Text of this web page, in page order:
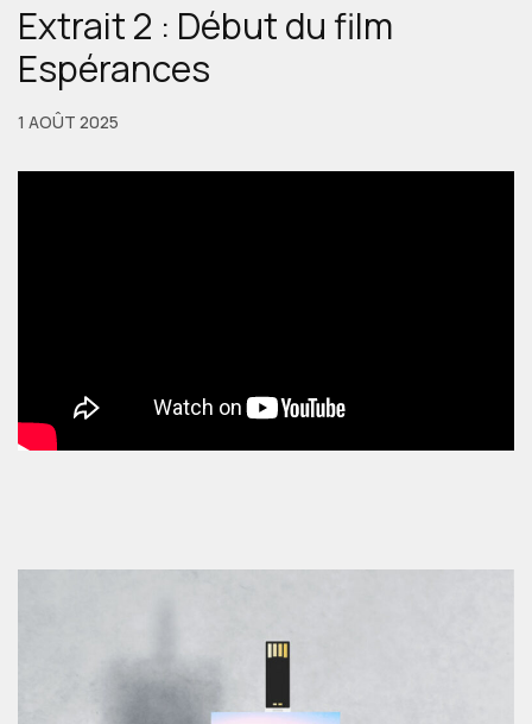
Extrait 2 : Début du film
Espérances
1 AOÛT 2025